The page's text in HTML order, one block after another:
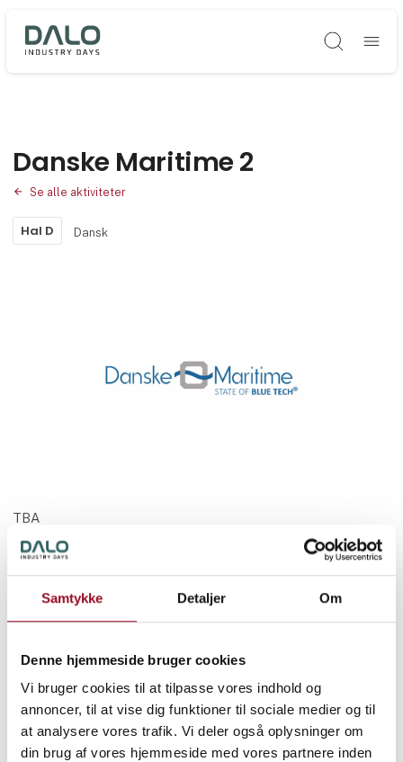
Samtykke Detaljer Om
Denne hjemmeside bruger cookies
Vi bruger cookies til at tilpasse vores indhold og
annoncer, til at vise dig funktioner til sociale medier og til
at analysere vores trafik. Vi deler også oplysninger om
din brug af vores hjemmeside med vores partnere inden
Søg
Danske Maritime 2
Se alle aktiviteter
Hal D Dansk
TBA
Speaker
Danske Maritime